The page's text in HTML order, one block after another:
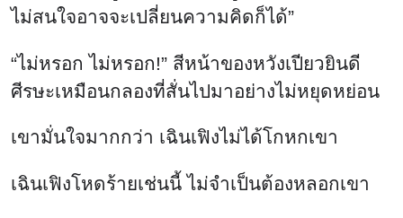
ไม่สนใจอาจจะเปลี่ยนความคิดก็ได้”
“ไม่หรอก ไม่หรอก!” สีหน้าของหวังเปียวยินดี
ศีรษะเหมือนกลองที่สั่นไปมาอย่างไม่หยุดหย่อน
เขามั่นใจมากกว่า เฉินเฟิงไม่ได้โกหกเขา
เฉินเฟิงโหดร้ายเช่นนี้ ไม่จำเป็นต้องหลอกเขา